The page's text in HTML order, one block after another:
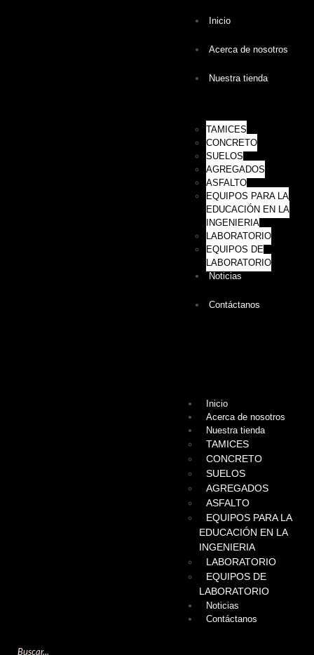
Inicio
Acerca de nosotros
Nuestra tienda
TAMICES
CONCRETO
SUELOS
AGREGADOS
ASFALTO
EQUIPOS PARA LA
EDUCACIÓN EN LA
INGENIERIA
LABORATORIO
EQUIPOS DE
LABORATORIO
Noticias
Contáctanos
Inicio
Acerca de nosotros
Nuestra tienda
TAMICES
CONCRETO
SUELOS
AGREGADOS
ASFALTO
EQUIPOS PARA LA
EDUCACIÓN EN LA
INGENIERIA
LABORATORIO
EQUIPOS DE
LABORATORIO
Noticias
Contáctanos